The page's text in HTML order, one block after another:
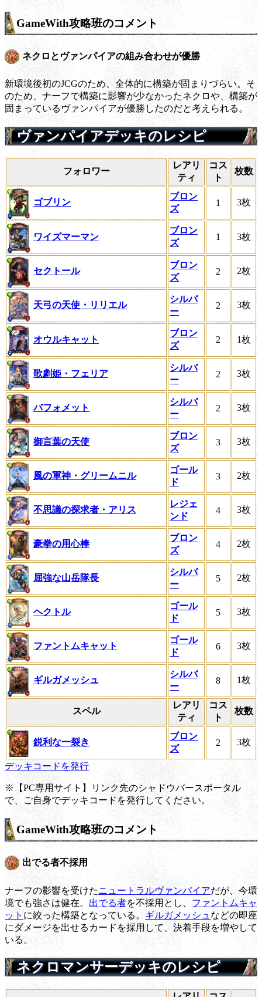
GameWith攻略班のコメント
ネクロとヴァンパイアの組み合わせが優勝
新環境後初のJCGのため、全体的に構築が固まりづらい。そ
のため、ナーフで構築に影響が少なかったネクロや、構築が
固まっているヴァンパイアが優勝したのだと考えられる。
ヴァンパイアデッキのレシピ
フォロワー
レアリ
ティ
コス
ト
枚数
ゴブリン
ブロン
ズ
1 3枚
ワイズマーマン
ブロン
ズ
1 3枚
セクトール
ブロン
ズ
2 2枚
天弓の天使・リリエル
シルバ
ー
2 3枚
オウルキャット
ブロン
ズ
2 1枚
歌劇姫・フェリア
シルバ
ー
2 3枚
バフォメット
シルバ
ー
2 3枚
御言葉の天使
ブロン
ズ
3 3枚
風の軍神・グリームニル
ゴール
ド
3 2枚
不思議の探求者・アリス
レジェ
ンド
4 3枚
豪拳の用心棒
ブロン
ズ
4 2枚
屈強な山岳隊長
シルバ
ー
5 2枚
ヘクトル
ゴール
ド
5 3枚
ファントムキャット
ゴール
ド
6 3枚
ギルガメッシュ
シルバ
ー
8 1枚
スペル
レアリ
ティ
コス
ト
枚数
鋭利な一裂き
ブロン
ズ
2 3枚
デッキコードを発行
※【PC専用サイト】リンク先のシャドウバースポータル
で、ご自身でデッキコードを発行してください。
GameWith攻略班のコメント
出でる者不採用
ナーフの影響を受けたニュートラルヴァンパイアだが、今環
境でも強さは健在。 出でる者を不採用とし、 ファントムキャ
ット に絞った構築となっている。 ギルガメッシュ などの即座
にダメージを出せるカードを採用して、決着手段を増やして
いる。
ネクロマンサーデッキのレシピ